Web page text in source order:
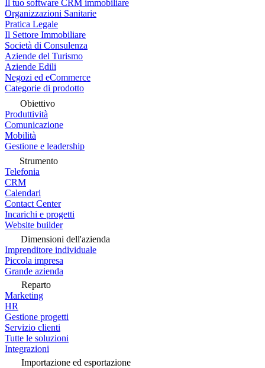
Il tuo software CRM immobiliare
Organizzazioni Sanitarie
Pratica Legale
Il Settore Immobiliare
Società di Consulenza
Aziende del Turismo
Aziende Edili
Negozi ed eCommerce
Categorie di prodotto
Obiettivo
Produttività
Comunicazione
Mobilità
Gestione e leadership
Strumento
Telefonia
CRM
Calendari
Contact Center
Incarichi e progetti
Website builder
Dimensioni dell'azienda
Imprenditore individuale
Piccola impresa
Grande azienda
Reparto
Marketing
HR
Gestione progetti
Servizio clienti
Tutte le soluzioni
Integrazioni
Importazione ed esportazione